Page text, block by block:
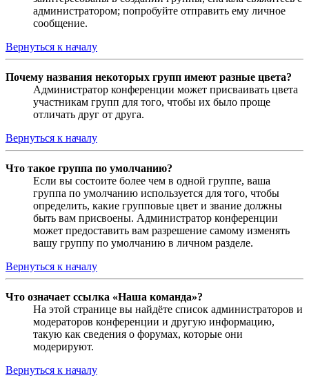
администратором; попробуйте отправить ему личное
сообщение.
Вернуться к началу
Почему названия некоторых групп имеют разные цвета?
Администратор конференции может присваивать цвета
участникам групп для того, чтобы их было проще
отличать друг от друга.
Вернуться к началу
Что такое группа по умолчанию?
Если вы состоите более чем в одной группе, ваша
группа по умолчанию используется для того, чтобы
определить, какие групповые цвет и звание должны
быть вам присвоены. Администратор конференции
может предоставить вам разрешение самому изменять
вашу группу по умолчанию в личном разделе.
Вернуться к началу
Что означает ссылка «Наша команда»?
На этой странице вы найдёте список администраторов и
модераторов конференции и другую информацию,
такую как сведения о форумах, которые они
модерируют.
Вернуться к началу